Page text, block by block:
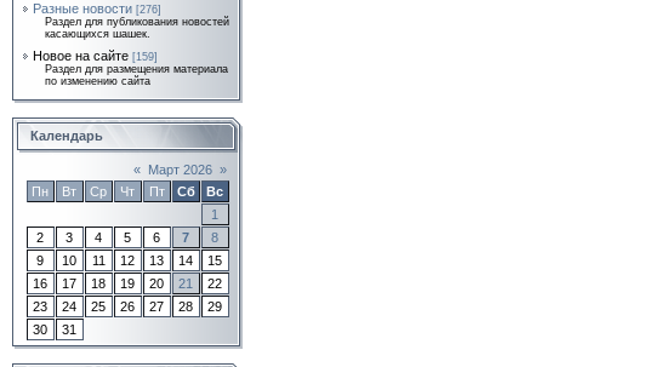
Разные новости [276]
Раздел для публикования новостей
касающихся шашек.
Новое на сайте [159]
Раздел для размещения материала
по изменению сайта
Календарь
« Март 2026 »
Пн
Вт Ср Чт Пт Сб
Вс
1
2
3 4 5 6 7
8
9
10 11 12 13 14
15
16
17 18 19 20 21
22
23
24 25 26 27 28
29
30
31